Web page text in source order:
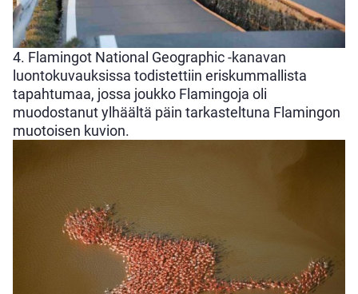
4. Flamingot National Geographic -kanavan
luontokuvauksissa todistettiin eriskummallista
tapahtumaa, jossa joukko Flamingoja oli
muodostanut ylhäältä päin tarkasteltuna Flamingon
muotoisen kuvion.